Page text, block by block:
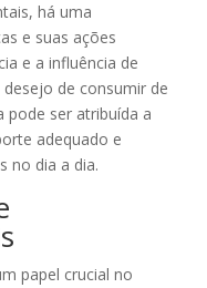
há uma
e suas ações
e a influência de
de consumir de
pode ser atribuída a
adequado e
no dia a dia.
papel crucial no